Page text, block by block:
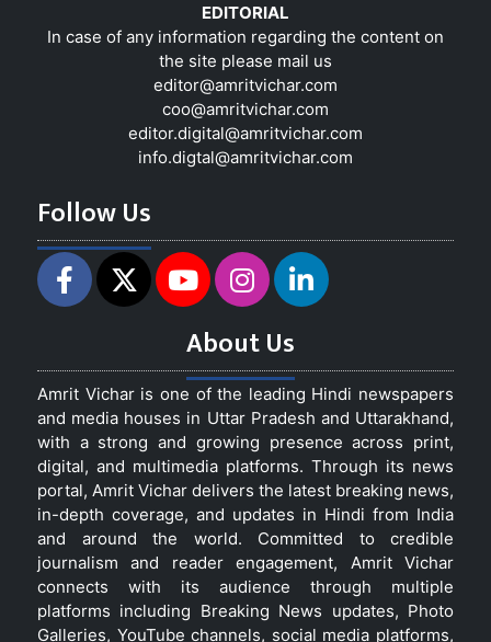
EDITORIAL
In case of any information regarding the content on
the site please mail us
editor@amritvichar.com
coo@amritvichar.com
editor.digital@amritvichar.com
info.digtal@amritvichar.com
Follow Us
About Us
Amrit Vichar is one of the leading Hindi newspapers
and media houses in Uttar Pradesh and Uttarakhand,
with a strong and growing presence across print,
digital, and multimedia platforms. Through its news
portal, Amrit Vichar delivers the latest breaking news,
in-depth coverage, and updates in Hindi from India
and around the world. Committed to credible
journalism and reader engagement, Amrit Vichar
connects with its audience through multiple
platforms including Breaking News updates, Photo
Galleries, YouTube channels, social media platforms,